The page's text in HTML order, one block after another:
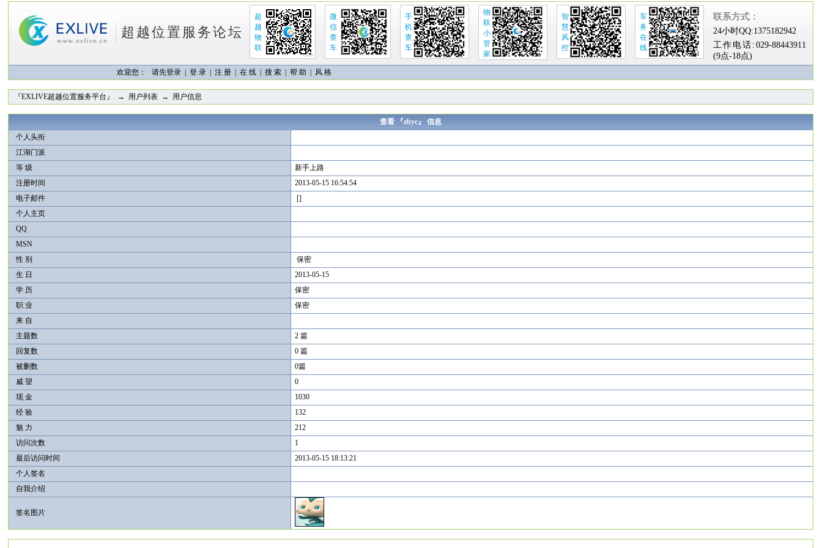
超越位置服务论坛
超
越
物
联
微
信
查
车
手
机
查
车
物
联
小
管
家
智
慧
风
控
车
务
在
线
联系方式：
24小时QQ:1375182942
工作电话:029-88443911
(9点-18点)
欢迎您： 请先登录 | 登 录 注 册 在 线 搜 索 帮 助 | 风 格
『EXLIVE超越位置服务平台』 → 用户列表 → 用户信息
查看 『zbyc』 信息
个人头衔
江湖门派
等 级
新手上路
注册时间
2013-05-15 16:54:54
电子邮件
[]
个人主页
QQ
MSN
性 别
保密
生 日
2013-05-15
学 历
保密
职 业
保密
来 自
主题数
2 篇
回复数
0 篇
被删数
0篇
威 望
0
现 金
1030
经 验
132
魅 力
212
访问次数
1
最后访问时间
2013-05-15 18:13:21
个人签名
自我介绍
签名图片